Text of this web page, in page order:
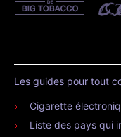
Les guides pour tout
Cigarette
Liste des pays qui